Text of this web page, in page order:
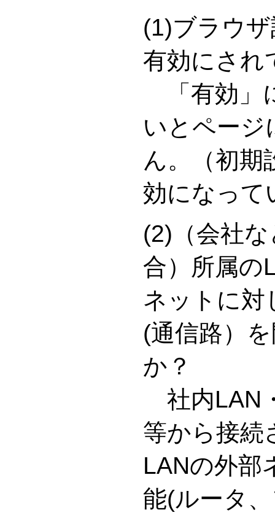
(1)ブラウ
有効にされ
「有効」
いとページ
ん。（初期
効になって
(2)（会社
合）所属の
ネットに対
(通信路）
か？
社内LAN
等から接続
LANの外部
能(ルータ